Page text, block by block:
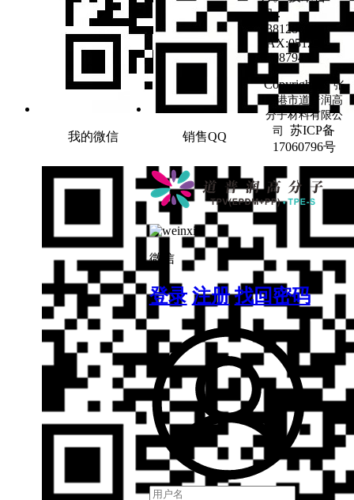
我的微信 销售QQ
询：
13812866901
FAX:0512-
67087943
Copyright ©张
家港市道普润高
分子材料有限公
司 苏ICP备
17060796号
微信
登录 注册 找回密码